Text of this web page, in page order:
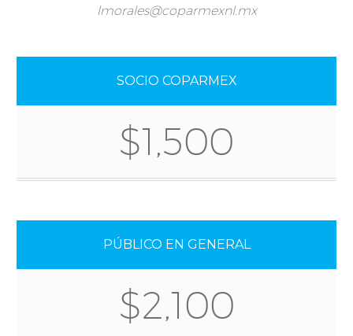
lmorales@coparmexnl.mx
SOCIO COPARMEX
$1,500
PÚBLICO EN GENERAL
$2,100